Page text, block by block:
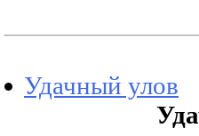
Удачный улов